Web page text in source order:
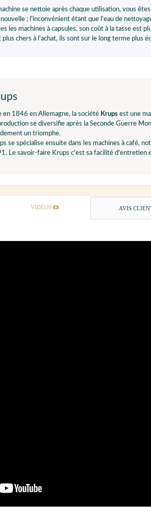
se nettoie après chaque utilisation, vous
; l'inconvénient étant que l'eau de
les machines à capsules, son coût à la tasse est
plus chers à l'achat, ils sont sur le long terme plus
en 1846 en Allemagne, la société Krups est une
se diversifie après la Seconde Guerre
un triomphe.
se spécialise ensuite dans les machines à café,
Le savoir-faire Krups c'est sa facilité d'entretien
VIDÉOS AVIS